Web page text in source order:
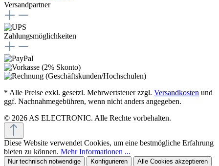
Versandpartner
Zahlungsmöglichkeiten
* Alle Preise exkl. gesetzl. Mehrwertsteuer zzgl. Versandkosten und
ggf. Nachnahmegebühren, wenn nicht anders angegeben.
© 2026 AS ELECTRONIC. Alle Rechte vorbehalten.
Diese Website verwendet Cookies, um eine bestmögliche Erfahrung
bieten zu können. Mehr Informationen ...
Nur technisch notwendige Konfigurieren Alle Cookies akzeptieren